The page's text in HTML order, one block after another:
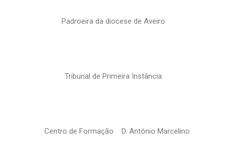
Padroeira da diocese de Aveiro
Tribunal de Primeira Instância
Centro de Formação D. António Marcelino